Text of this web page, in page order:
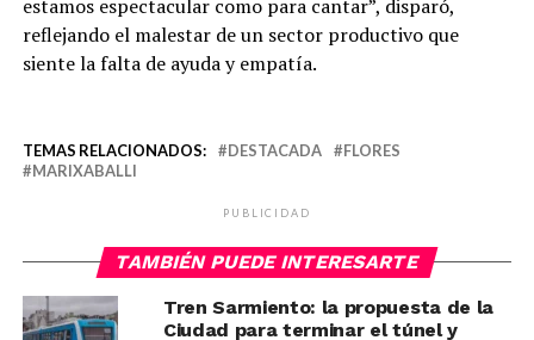
estamos espectacular como para cantar”, disparó,
reflejando el malestar de un sector productivo que
siente la falta de ayuda y empatía.
TEMAS RELACIONADOS: DESTACADA
FLORES
MARIXABALLI
PUBLICIDAD
TAMBIÉN PUEDE INTERESARTE
Tren Sarmiento: la propuesta de la
Ciudad para terminar el túnel y